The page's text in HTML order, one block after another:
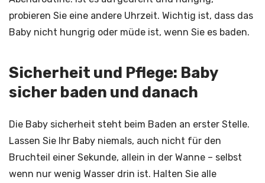
probieren Sie eine andere Uhrzeit. Wichtig ist, dass das
Baby nicht hungrig oder müde ist, wenn Sie es baden.
Sicherheit und Pflege: Baby
sicher baden und danach
Die Baby sicherheit steht beim Baden an erster Stelle.
Lassen Sie Ihr Baby niemals, auch nicht für den
Bruchteil einer Sekunde, allein in der Wanne – selbst
wenn nur wenig Wasser drin ist. Halten Sie alle